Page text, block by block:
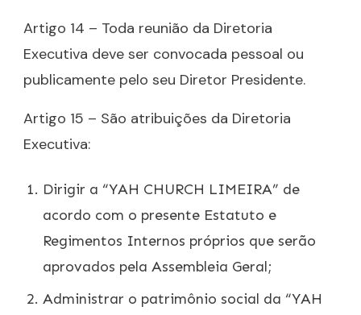
Artigo 14 – Toda reunião da Diretoria
Executiva deve ser convocada pessoal ou
publicamente pelo seu Diretor Presidente.
Artigo 15 – São atribuições da Diretoria
Executiva:
Dirigir a “YAH CHURCH LIMEIRA” de
acordo com o presente Estatuto e
Regimentos Internos próprios que serão
aprovados pela Assembleia Geral;
Administrar o patrimônio social da “YAH